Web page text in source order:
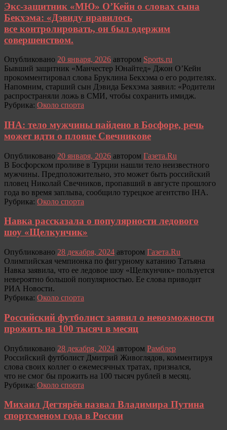
Экс-защитник «МЮ» О’Кейн о словах сына
Бекхэма: «Дэвиду нравилось
все контролировать, он был одержим
совершенством.
Опубликовано 20 января, 2026 автором Sports.ru
Бывший защитник «Манчестер Юнайтед» Джон О’Кейн
прокомментировал слова Бруклина Бекхэма о его родителях.
Напомним, старший сын Дэвида Бекхэма заявил: «Родители
распространяли ложь в СМИ, чтобы сохранить имидж.
Рубрика: Около спорта
IHA: тело мужчины найдено в Босфоре, речь
может идти о пловце Свечникове
Опубликовано 20 января, 2026 автором Газета.Ru
В Босфорском проливе в Турции нашли тело неизвестного
мужчины. Предположительно, это может быть российский
пловец Николай Свечников, пропавший в августе прошлого
года во время заплыва, сообщило турецкое агентство IHA.
Рубрика: Около спорта
Навка рассказала о популярности ледового
шоу «Щелкунчик»
Опубликовано 28 декабря, 2024 автором Газета.Ru
Олимпийская чемпионка по фигурному катанию Татьяна
Навка заявила, что ее ледовое шоу «Щелкунчик» пользуется
невероятно большой популярностью. Ее слова приводит
РИА Новости.
Рубрика: Около спорта
Российский футболист заявил о невозможности
прожить на 100 тысяч в месяц
Опубликовано 28 декабря, 2024 автором Рамблер
Российский футболист Дмитрий Живоглядов, комментируя
слова своих коллег о ежемесячных тратах, признался,
что не смог бы прожить на 100 тысяч рублей в месяц.
Рубрика: Около спорта
Михаил Дегтярёв назвал Владимира Путина
спортсменом года в России